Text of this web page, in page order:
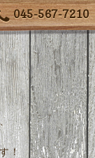
045-567-7210
！